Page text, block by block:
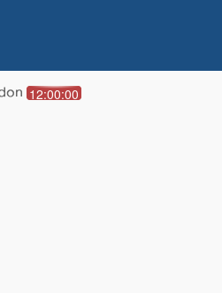
12:00:00